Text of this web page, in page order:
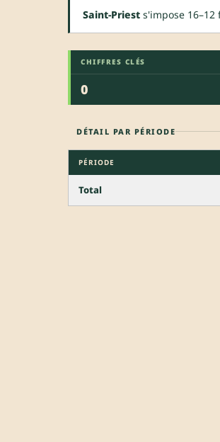
Saint-Priest s'impose 16–12
CHIFFRES CLÉS
0
DÉTAIL PAR PÉRIODE
PÉRIODE
Total